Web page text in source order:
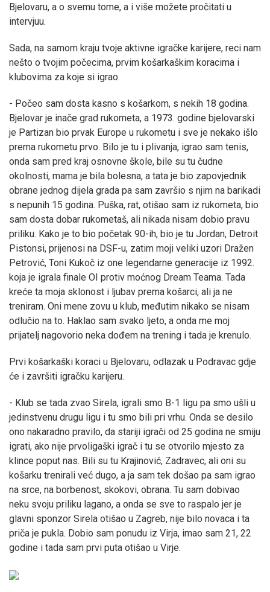
Bjelovaru, a o svemu tome, a i više možete pročitati u
intervjuu.
Sada, na samom kraju tvoje aktivne igračke karijere, reci nam
nešto o tvojim počecima, prvim košarkaškim koracima i
klubovima za koje si igrao.
- Počeo sam dosta kasno s košarkom, s nekih 18 godina.
Bjelovar je inače grad rukometa, a 1973. godine bjelovarski
je Partizan bio prvak Europe u rukometu i sve je nekako išlo
prema rukometu prvo. Bilo je tu i plivanja, igrao sam tenis,
onda sam pred kraj osnovne škole, bile su tu čudne
okolnosti, mama je bila bolesna, a tata je bio zapovjednik
obrane jednog dijela grada pa sam završio s njim na barikadi
s nepunih 15 godina. Puška, rat, otišao sam iz rukometa, bio
sam dosta dobar rukometaš, ali nikada nisam dobio pravu
priliku. Kako je to bio početak 90-ih, bio je tu Jordan, Detroit
Pistonsi, prijenosi na DSF-u, zatim moji veliki uzori Dražen
Petrović, Toni Kukoč iz one legendarne generacije iz 1992.
koja je igrala finale OI protiv moćnog Dream Teama. Tada
kreće ta moja sklonost i ljubav prema košarci, ali ja ne
treniram. Oni mene zovu u klub, međutim nikako se nisam
odlučio na to. Haklao sam svako ljeto, a onda me moj
prijatelj nagovorio neka dođem na trening i tada je krenulo.
Prvi košarkaški koraci u Bjelovaru, odlazak u Podravac gdje
će i završiti igračku karijeru.
- Klub se tada zvao Sirela, igrali smo B-1 ligu pa smo ušli u
jedinstvenu drugu ligu i tu smo bili pri vrhu. Onda se desilo
ono nakaradno pravilo, da stariji igrači od 25 godina ne smiju
igrati, ako nije prvoligaški igrač i tu se otvorilo mjesto za
klince poput nas. Bili su tu Krajinović, Zadravec, ali oni su
košarku trenirali već dugo, a ja sam tek došao pa sam igrao
na srce, na borbenost, skokovi, obrana. Tu sam dobivao
neku svoju priliku lagano, a onda se sve to raspalo jer je
glavni sponzor Sirela otišao u Zagreb, nije bilo novaca i ta
priča je pukla. Dobio sam ponudu iz Virja, imao sam 21, 22
godine i tada sam prvi puta otišao u Virje.